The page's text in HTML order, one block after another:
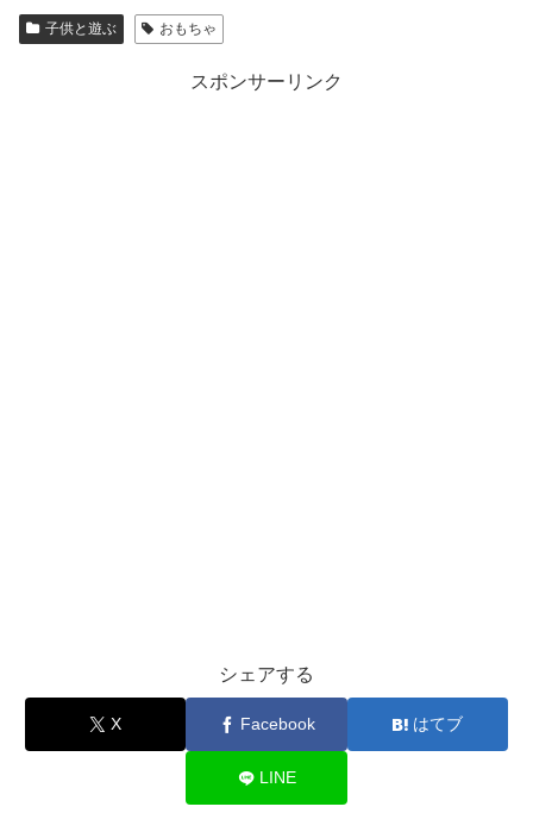
子供と遊ぶ おもちゃ
スポンサーリンク
シェアする
X Facebook はてブ
LINE